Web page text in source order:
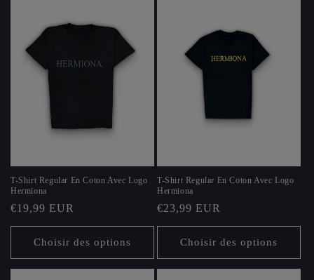
T-Shirt Regular En Coton Avec Logo
Hermiona
Prix
habituel
€19,99 EUR
Choisir des options
T-Shirt Regular En Coton Avec Logo
Hermiona
Prix
habituel
€23,99 EUR
Choisir des options